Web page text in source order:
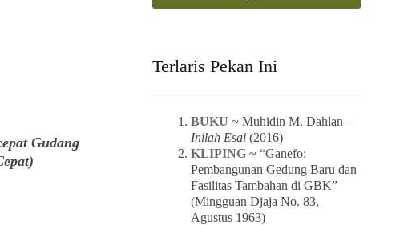
Gudang
Terlaris Pekan Ini
BUKU ~ Muhidin M. Dahlan –
Inilah Esai(2016)
KLIPING~ “Ganefo:
Pembangunan Gedung Baru dan
Fasilitas Tambahan di GBK”
(Mingguan Djaja No. 83,
Agustus 1963)